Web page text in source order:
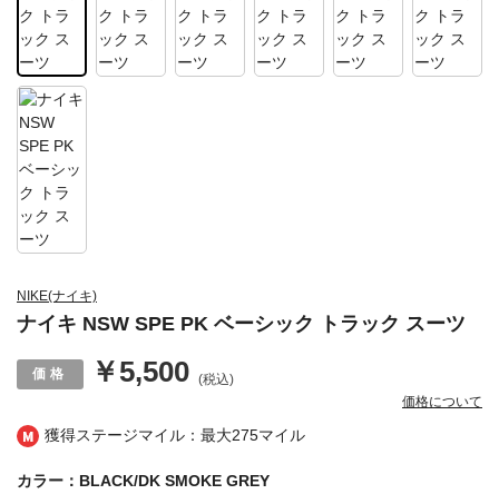
獲得ステージマイル：最大275マイル
NIKE(ナイキ)
ナイキ NSW SPE PK ベーシック トラック スーツ
￥5,500 (税込)
価格について
カラー：BLACK/DK SMOKE GREY